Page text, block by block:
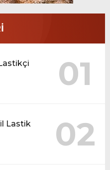
01
Lastik
02